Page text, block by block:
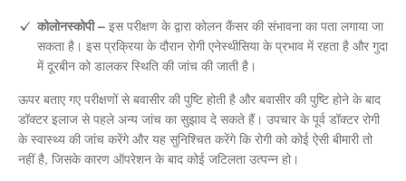
कोलोनस्कोपी – इस परीक्षण के द्वारा कोलन कैंसर की संभावना का पता लगाया जा
सकता है। इस प्रक्रिया के दौरान रोगी एनेस्थीसिया के प्रभाव में रहता है और गुदा
में दूरबीन को डालकर स्थिति की जांच की जाती है।
ऊपर बताए गए परीक्षणों से बवासीर की पुष्टि होती है और बवासीर की पुष्टि होने के बाद
डॉक्टर इलाज से पहले अन्य जांच का सुझाव दे सकते हैं। उपचार के पूर्व डॉक्टर रोगी
के स्वास्थ्य की जांच करेंगे और यह सुनिश्चित करेंगे कि रोगी को कोई ऐसी बीमारी तो
नहीं है, जिसके कारण ऑपरेशन के बाद कोई जटिलता उत्पन्न हो।